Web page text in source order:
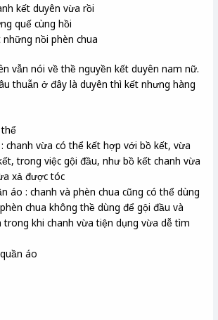
kết duyên vừa rồi
quế cùng hồi
nồi phèn chua
vẫn nói về thề nguyền kết duyên nam nữ.
thuẫn ở đây là duyên thì kết nhưng hàng
chanh vừa có thể kết hợp với bồ kết, vừa
trong việc gội đầu, như bồ kết chanh vừa
xả được tóc
áo : chanh và phèn chua cũng có thể dùng
chua không thề dùng để gội đầu và
trong khi chanh vừa tiện dụng vừa dễ tìm
áo